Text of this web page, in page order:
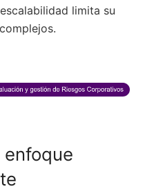
limita su
enfoque